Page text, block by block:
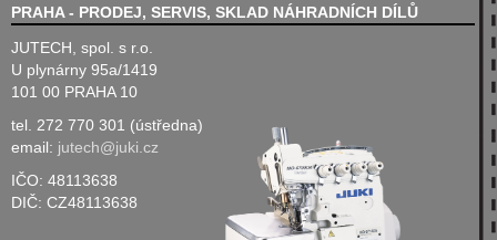
PRAHA - PRODEJ, SERVIS, SKLAD NÁHRADNÍCH DÍLŮ
JUTECH, spol. s r.o.
U plynárny 95a/1419
101 00 PRAHA 10
tel. 272 770 301 (ústředna)
email: jutech@juki.cz
IČO: 48113638
DIČ: CZ48113638